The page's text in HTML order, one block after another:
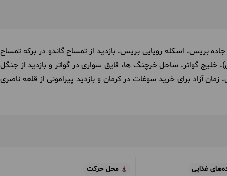
بریس، اسکله رویایی بریس، بازدید از تمساح گاندو در برکه تمساح
خلیج گواتر، ساحل خرچنگ ها، قایق سواری در گواتر و بازدید از جنگل
آزاد برای خرید سوغات در کرمان و بازدید پیرامونی از قلعه ناصری
غذایی
محل حرکت